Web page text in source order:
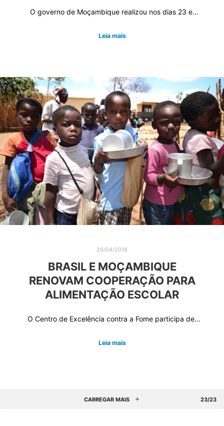
O governo de Moçambique realizou nos dias 23 e…
Leia mais
20/04/2018
BRASIL E MOÇAMBIQUE
RENOVAM COOPERAÇÃO PARA
ALIMENTAÇÃO ESCOLAR
O Centro de Excelência contra a Fome participa de…
Leia mais
CARREGAR MAIS 23/23